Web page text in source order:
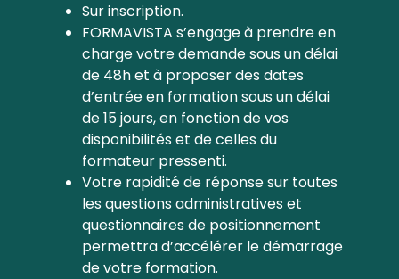
Sur inscription.
FORMAVISTA s’engage à prendre en
charge votre demande sous un délai
de 48h et à proposer des dates
d’entrée en formation sous un délai
de 15 jours, en fonction de vos
disponibilités et de celles du
formateur pressenti.
Votre rapidité de réponse sur toutes
les questions administratives et
questionnaires de positionnement
permettra d’accélérer le démarrage
de votre formation.